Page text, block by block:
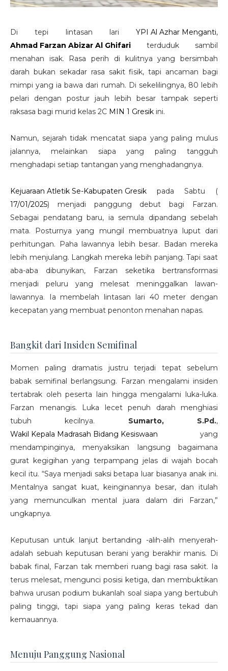
Di tepi lintasan lari YPI Al Azhar Menganti,
Ahmad Farzan Abizar Al Ghifari terduduk sambil
menahan isak. Rasa perih di kulitnya yang bersimbah
darah bukan sekadar rasa sakit fisik, tapi ancaman bagi
mimpi yang ia bawa dari rumah. Di sekelilingnya, 80 lebih
pelari dengan postur jauh lebih besar tampak seperti
raksasa bagi murid kelas 2C MIN 1 Gresik ini.
Namun, sejarah tidak mencatat siapa yang paling mulus
jalannya, melainkan siapa yang paling tangguh
menghadapi setiap tantangan yang menghadangnya.
Kejuaraan Atletik Se-Kabupaten Gresik pada Sabtu (
17/01/2025) menjadi panggung debut bagi Farzan.
Sebagai pendatang baru, ia semula dipandang sebelah
mata. Posturnya yang mungil membuatnya luput dari
perhitungan. Paha lawannya lebih besar. Badan mereka
lebih menjulang. Langkah mereka lebih panjang. Tapi saat
aba-aba dibunyikan, Farzan seketika bertransformasi
menjadi peluru yang melesat meninggalkan lawan-
lawannya. Ia membelah lintasan lari 40 meter dengan
kecepatan yang membuat penonton menahan napas.
Bangkit dari Insiden Semifinal
Momen paling dramatis justru terjadi tepat sebelum
babak semifinal berlangsung. Farzan mengalami insiden
tertabrak oleh peserta lain hingga mengalami luka-luka.
Farzan menangis. Luka lecet penuh darah menghiasi
tubuh kecilnya. Sumarto, S.Pd.,
Wakil Kepala Madrasah Bidang Kesiswaan yang
mendampinginya, menyaksikan langsung bagaimana
gurat kegigihan yang terpampang jelas di wajah bocah
kecil itu. “Saya menjadi saksi betapa luar biasanya anak ini.
Mentalnya sangat kuat, keinginannya besar, dan itulah
yang memunculkan mental juara dalam diri Farzan,”
ungkapnya.
Keputusan untuk lanjut bertanding -alih-alih menyerah-
adalah sebuah keputusan berani yang berakhir manis. Di
babak final, Farzan tak memberi ruang bagi rasa sakit. Ia
terus melesat, mengunci posisi ketiga, dan membuktikan
bahwa urusan podium bukanlah soal siapa yang bertubuh
paling tinggi, tapi siapa yang paling keras tekad dan
kemauannya.
Menuju Panggung Nasional